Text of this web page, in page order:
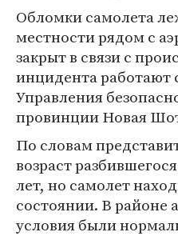
Обломки самолета
местности рядом с
закрыт в связи с
инцидента работают
Управления
провинции Новая
По словам
возраст
лет, но самолет
состоянии. В районе
условия были